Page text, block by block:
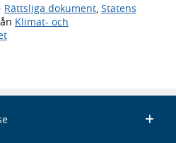
· Rättsliga dokument Statens
Klimat- och